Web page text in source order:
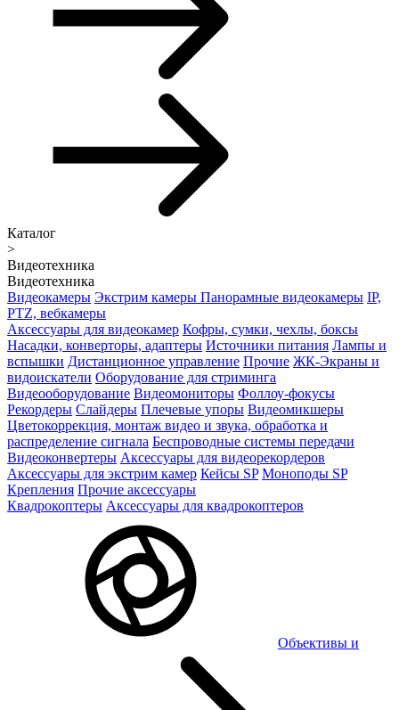
Каталог
>
Видеотехника
Видеотехника
Видеокамеры Экстрим камеры Панорамные видеокамеры IP,
PTZ, вебкамеры
Аксессуары для видеокамер Кофры, сумки, чехлы, боксы
Насадки, конверторы, адаптеры Источники питания Лампы и
вспышки Дистанционное управление Прочие ЖК-Экраны и
видоискатели Оборудование для стриминга
Видеооборудование Видеомониторы Фоллоу-фокусы
Рекордеры Слайдеры Плечевые упоры Видеомикшеры
Цветокоррекция, монтаж видео и звука, обработка и
распределение сигнала Беспроводные системы передачи
Видеоконвертеры Аксессуары для видеорекордеров
Аксессуары для экстрим камер Кейсы SP Моноподы SP
Крепления Прочие аксессуары
Квадрокоптеры Аксессуары для квадрокоптеров
Объективы и